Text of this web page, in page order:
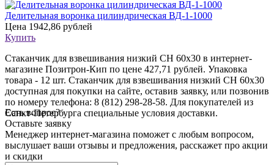
Делительная воронка цилиндрическая ВД-1-1000
Цена 1942,86 рублей
Купить
Стаканчик для взвешивания низкий СН 60х30 в интернет-
магазине Позитрон-Кип по цене 427,71 рублей. Упаковка
товара - 12 шт. Стаканчик для взвешивания низкий СН 60х30
доступная для покупки на сайте, оставив заявку, или позвонив
по номеру телефона: 8 (812) 298-28-58. Для покупателей из
Санкт-Петербурга специальные условия доставки.
Есть вопрос?
Оставьте заявку
Менеджер интернет-магазина поможет с любым вопросом,
выслушает ваши отзывы и предложения, расскажет про акции
и скидки